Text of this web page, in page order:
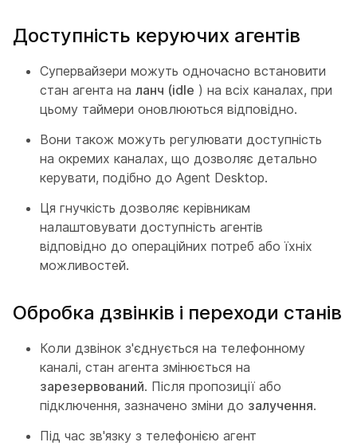
Доступність керуючих агентів
Супервайзери можуть одночасно встановити
стан агента на ланч (idle ) на всіх каналах, при
цьому таймери оновлюються відповідно.
Вони також можуть регулювати доступність
на окремих каналах, що дозволяє детально
керувати, подібно до Agent Desktop.
Ця гнучкість дозволяє керівникам
налаштовувати доступність агентів
відповідно до операційних потреб або їхніх
можливостей.
Обробка дзвінків і переходи станів
Коли дзвінок з'єднується на телефонному
каналі, стан агента змінюється на
зарезервований. Після пропозиції або
підключення, зазначено зміни до залучення.
Під час зв'язку з телефонією агент